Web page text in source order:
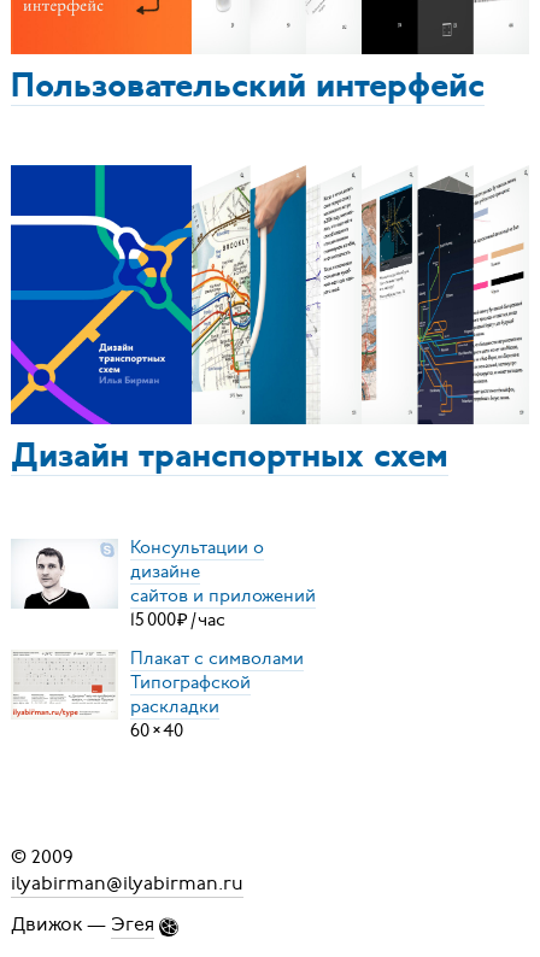
Пользовательский интерфейс
Дизайн транспортных схем
Консультации о
дизайне
сайтов и приложений
15000₽ /час
Плакат с символами
Типографской
раскладки
60×40
© 2009
ilyabirman@ilyabirman.ru
Движок — Эгея